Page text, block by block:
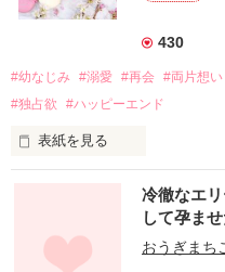
430
#幼なじみ #溺愛 #再会 #両片想い
#独占欲
#ハッピーエンド
表紙を見る
幼なじみの哲平に淡い恋心
しかし、ある出来事をきっ
冷徹なエ
して孕ま
おうぎまち